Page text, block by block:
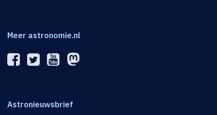
Meer astronomie.nl
Astronieuwsbrief